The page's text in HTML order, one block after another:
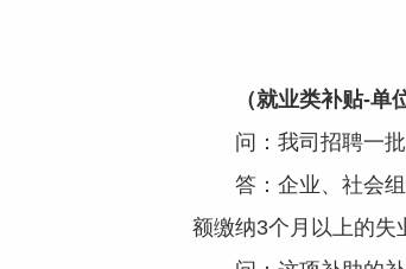
（就业类补贴-单
问：我司招聘一批
答：企业、社会组
额缴纳3个月以上的失